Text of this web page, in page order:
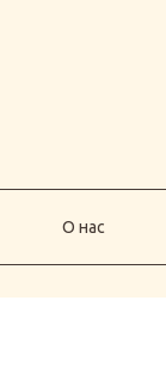
О нас